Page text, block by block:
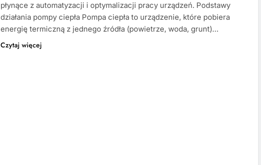
płynące z automatyzacji i optymalizacji pracy urządzeń. Podstawy
działania pompy ciepła Pompa ciepła to urządzenie, które pobiera
energię termiczną z jednego źródła (powietrze, woda, grunt)…
Czytaj więcej